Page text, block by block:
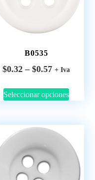
B0535
$0.32 – $0.57 + Iva
Seleccionar opciones